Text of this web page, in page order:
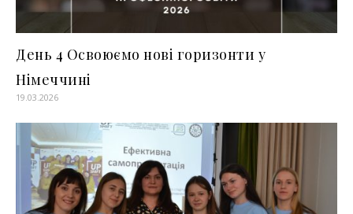
День 4 Освоюємо нові горизонти у
Німеччині
19.03.2026